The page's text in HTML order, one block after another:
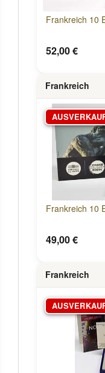
Frankreich 10
52,00 €
Frankreich
Frankreich 10
49,00 €
Frankreich